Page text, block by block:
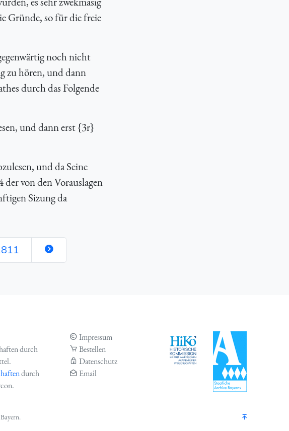
Gründe, so für die freie
noch nicht
zu hören, und dann
durch das Folgende
und dann erst {3r}
und da Seine
von den Vorauslagen
Sizung da
durch
durch
Impressum
Bestellen
Datenschutz
Email
.